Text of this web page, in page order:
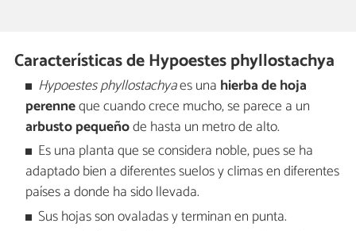
Características de Hypoestes phyllostachya
Hypoestes phyllostachyaes una hierba de hoja
perenneque cuando crece mucho, se parece a un
arbusto pequeñode hasta un metro de alto.
Es una planta que se considera noble, pues se ha
adaptado bien a diferentes suelos y climas en diferentes
países a donde ha sido llevada.
Sus hojas son ovaladas y terminan en punta.